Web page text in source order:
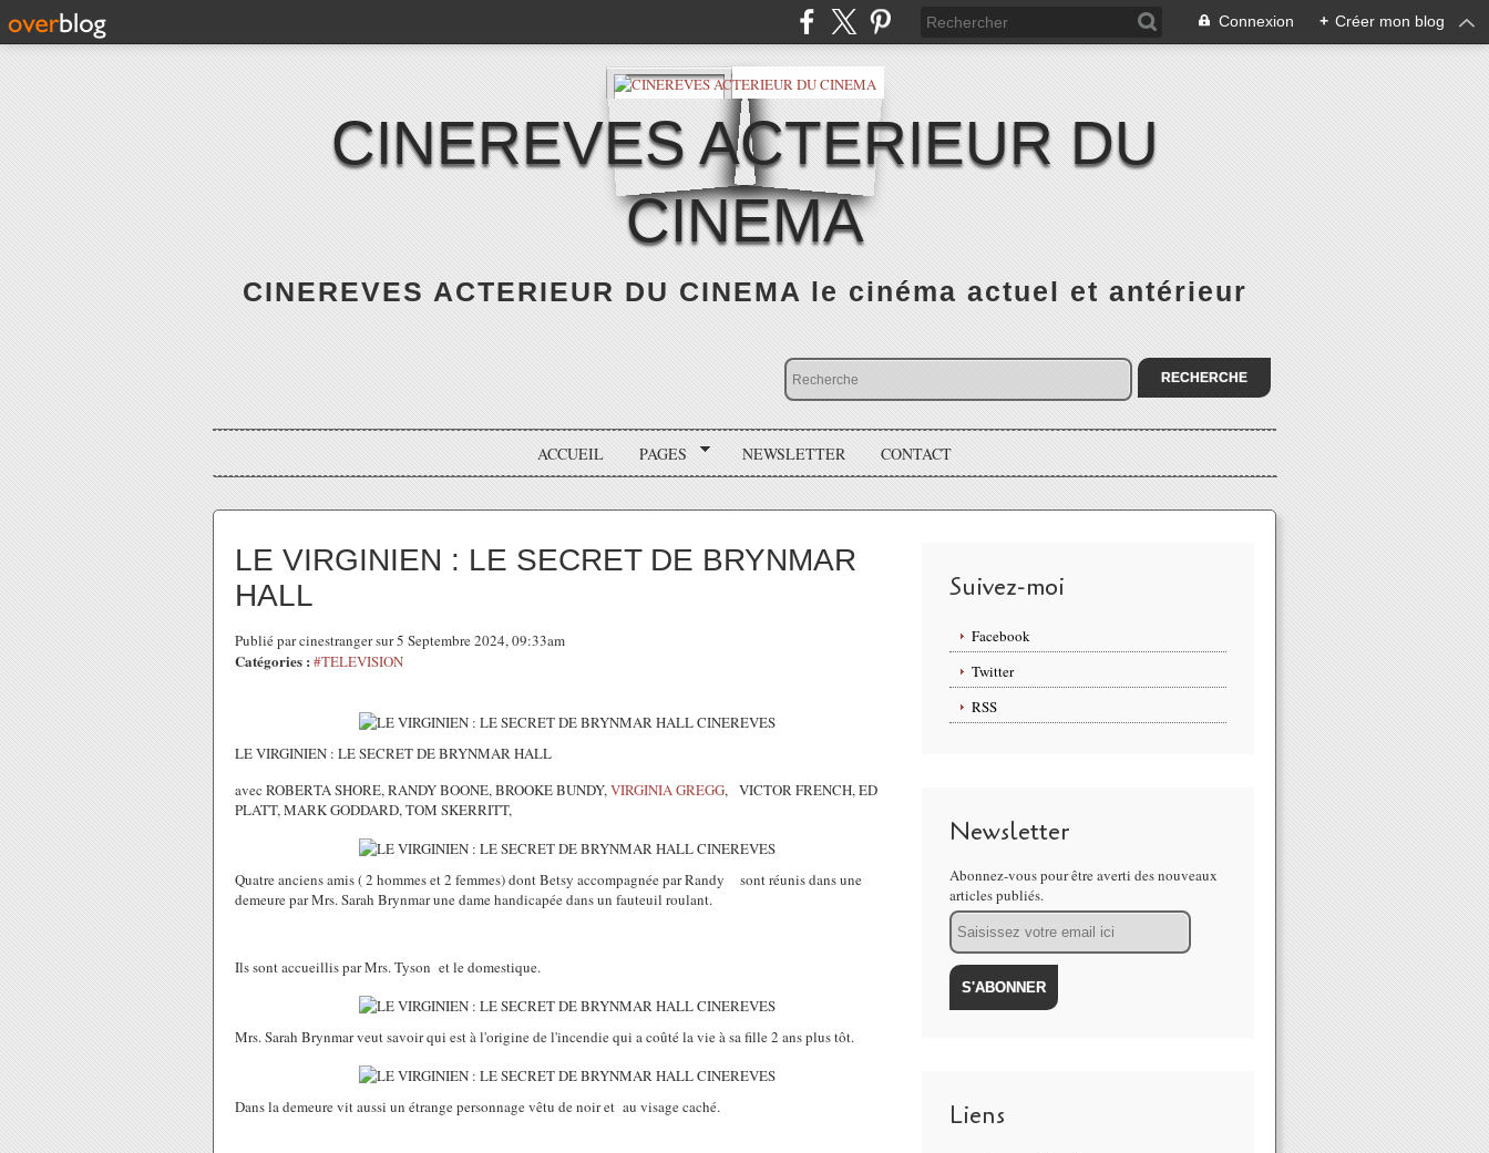
Connexion + Créer mon blog
CINEREVES ACTERIEUR DU
CINEMA
CINEREVES ACTERIEUR DU CINEMA le cinéma actuel et antérieur
ACCUEIL PAGES NEWSLETTER CONTACT
LE VIRGINIEN : LE SECRET DE BRYNMAR
HALL
Publié par cinestranger sur 5 Septembre 2024, 09:33am
Catégories : #TELEVISION
LE VIRGINIEN : LE SECRET DE BRYNMAR HALL
avec ROBERTA SHORE, RANDY BOONE, BROOKE BUNDY,VIRGINIA GREGG, VICTOR FRENCH, ED
PLATT, MARK GODDARD, TOM SKERRITT,
Quatre anciens amis ( 2 hommes et 2 femmes) dont Betsy accompagnée par Randy sont réunis dans une
demeure par Mrs. Sarah Brynmar une dame handicapée dans un fauteuil roulant.
Ils sont accueillis par Mrs. Tyson et le domestique.
Mrs. Sarah Brynmar veut savoir qui est à l'origine de l'incendie qui a coûté la vie à sa fille 2 ans plus tôt.
Dans la demeure vit aussi un étrange personnage vêtu de noir et au visage caché.
Suivez-moi
Facebook
Twitter
RSS
Newsletter
Abonnez-vous pour être averti des nouveaux
articles publiés.
Email
Liens